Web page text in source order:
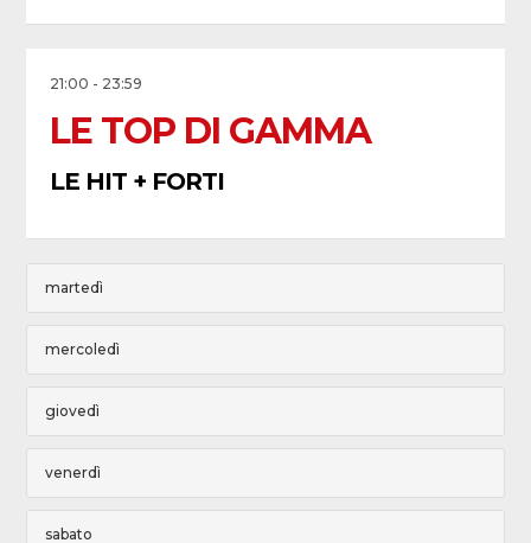
21:00 - 23:59
LE TOP DI GAMMA
LE HIT + FORTI
martedì
mercoledì
giovedì
venerdì
sabato